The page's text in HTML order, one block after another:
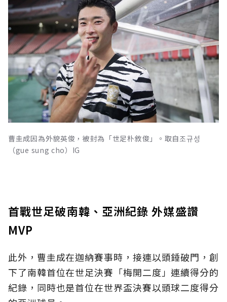
曹圭成因為外貌英俊，被封為「世足朴敘俊」。取自조규성
（gue sung cho）IG
首戰世足破南韓、亞洲紀錄 外媒盛讚
MVP
此外，曹圭成在迦納賽事時，接連以頭錘破門，創
下了南韓首位在世足決賽「梅開二度」連續得分的
紀錄，同時也是首位在世界盃決賽以頭球二度得分